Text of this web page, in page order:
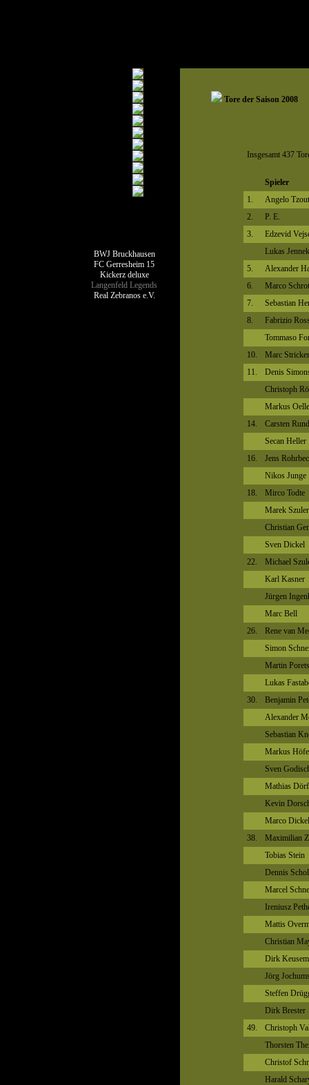
BWJ Bruckhausen
FC Gerresheim 15
Kickerz deluxe
Langenfeld Legends
Real Zebranos e.V.
Tore der Saison 2008
Insgesamt 437
Spieler
1.
Angelo
2.
P. E.
3.
Edzevid
Lukas Jennek
5.
Alexander
6.
Marco Schrot
7.
Sebastian
8.
Fabrizio
Tommaso
10.
Marc Stricker
11.
Denis
Christoph
Markus
14.
Carsten
Secan Heller
16.
Jens
Nikos Junge
18.
Mirco Todte
Marek Szuler
Christian
Sven Dickel
22.
Michael
Karl Kasner
Jürgen
Marc Bell
26.
Rene van
Simon
Martin
Lukas
30.
Benjamin
Alexander
Sebastian
Markus
Sven
Mathias
Kevin
Marco Dickel
38.
Maximilian
Tobias Stein
Dennis
Marcel
Ireniusz
Mattis
Christian
Dirk
Jörg
Steffen
Dirk Brester
49.
Christoph
Thorsten
Christof
Harald